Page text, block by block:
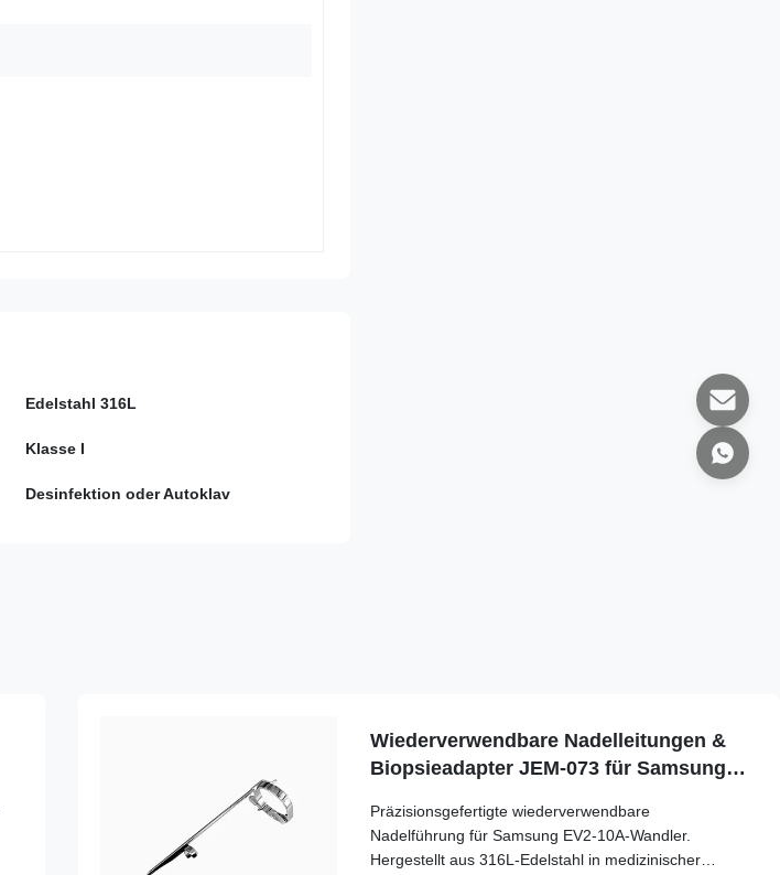
Edelstahl 316L
Klasse I
Desinfektion oder Autoklav
Wiederverwendbare Nadelleitungen &
Biopsieadapter JEM-073 für Samsung
Präzisionsgefertigte wiederverwendbare
Nadelführung für Samsung EV2-10A-Wandler.
Hergestellt aus 316L-Edelstahl in medizinischer